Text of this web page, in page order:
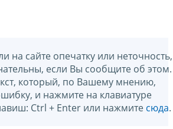
на сайте опечатку или неточность,
если Вы сообщите об этом.
который, по Вашему мнению,
и нажмите на клавиатуре
Ctrl + Enter или нажмите сюда.